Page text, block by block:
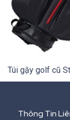
Túi gậy golf cũ
Thông Tin